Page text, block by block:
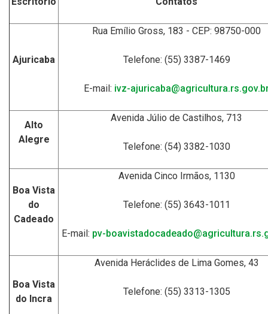
Ajuricaba
Rua Emílio Gross, 183 - CEP: 98750-000
Telefone: (55) 3387-1469
E-mail: ivz-
Alto
Alegre
Avenida Júlio de Castilhos, 713
Telefone: (54) 3382-1030
Boa Vista
do
Cadeado
Avenida Cinco Irmãos, 1130
Telefone: (55) 3643-1011
E-mail: pv-
Boa Vista
do Incra
Avenida Heráclides de Lima Gomes, 43
Telefone: (55) 3313-1305